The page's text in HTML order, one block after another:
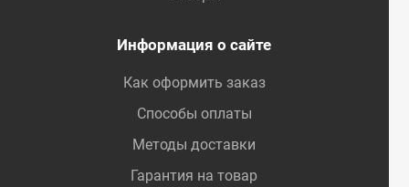
Информация о сайте
Как оформить заказ
Способы оплаты
Методы доставки
Гарантия на товар